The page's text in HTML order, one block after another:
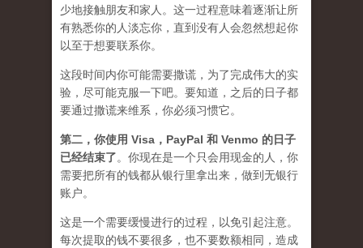
少地接触朋友和家人。这一过程意味着逐渐让所
有熟悉你的人淡忘你，直到没有人会忽然想起你
以至于想要联系你。
这段时间内你可能需要撒谎 ，为了完成伟大的实
验，尽可能克服一下吧。要知道，之后的日子都
要通过撒谎来维系，你必须习惯它。
第二， 你使用 Visa，PayPal 和 Venmo 的日子
已经结束了。你现在是一个只会用现金的人，你
需要把所有的钱都从银行里拿出来，做到无银行
账户。
这是一个需要缓慢进行的过程，以免引起注意。
每次提取的钱不要很多，也不要数额相同，造成